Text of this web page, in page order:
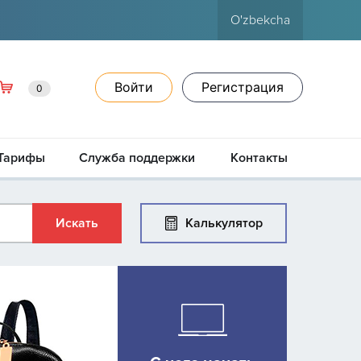
O'zbekcha
0 Войти Регистрация
Служба поддержки Контакты
Калькулятор